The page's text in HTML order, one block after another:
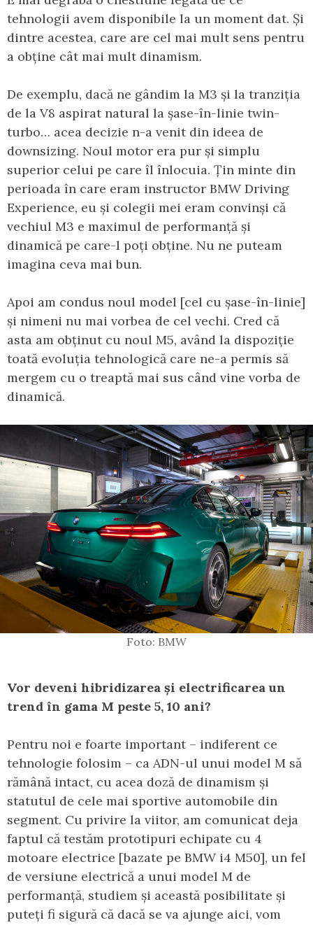
tehnologii avem disponibile la un moment dat. Și
dintre acestea, care are cel mai mult sens pentru
a obține cât mai mult dinamism.
De exemplu, dacă ne gândim la M3 și la tranziția
de la V8 aspirat natural la șase-în-linie twin-
turbo… acea decizie n-a venit din ideea de
downsizing. Noul motor era pur și simplu
superior celui pe care îl înlocuia. Țin minte din
perioada în care eram instructor BMW Driving
Experience, eu și colegii mei eram convinși că
vechiul M3 e maximul de performanță și
dinamică pe care-l poți obține. Nu ne puteam
imagina ceva mai bun.
Apoi am condus noul model [cel cu șase-în-linie]
și nimeni nu mai vorbea de cel vechi. Cred că
asta am obținut cu noul M5, având la dispoziție
toată evoluția tehnologică care ne-a permis să
mergem cu o treaptă mai sus când vine vorba de
dinamică.
Foto: BMW
Vor deveni hibridizarea și electrificarea un
trend în gama M peste 5, 10 ani?
Pentru noi e foarte important – indiferent ce
tehnologie folosim – ca ADN-ul unui model M să
rămână intact, cu acea doză de dinamism și
statutul de cele mai sportive automobile din
segment. Cu privire la viitor, am comunicat deja
faptul că testăm prototipuri echipate cu 4
motoare electrice [bazate pe BMW i4 M50], un fel
de versiune electrică a unui model M de
performanță, studiem și această posibilitate și
puteți fi sigură că dacă se va ajunge aici, vom